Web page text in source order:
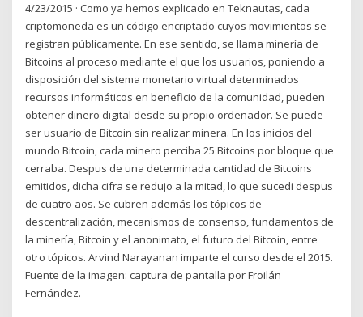
4/23/2015 · Como ya hemos explicado en Teknautas, cada
criptomoneda es un código encriptado cuyos movimientos se
registran públicamente. En ese sentido, se llama minería de
Bitcoins al proceso mediante el que los usuarios, poniendo a
disposición del sistema monetario virtual determinados
recursos informáticos en beneficio de la comunidad, pueden
obtener dinero digital desde su propio ordenador. Se puede
ser usuario de Bitcoin sin realizar minera. En los inicios del
mundo Bitcoin, cada minero perciba 25 Bitcoins por bloque que
cerraba. Despus de una determinada cantidad de Bitcoins
emitidos, dicha cifra se redujo a la mitad, lo que sucedi despus
de cuatro aos. Se cubren además los tópicos de
descentralización, mecanismos de consenso, fundamentos de
la minería, Bitcoin y el anonimato, el futuro del Bitcoin, entre
otro tópicos. Arvind Narayanan imparte el curso desde el 2015.
Fuente de la imagen: captura de pantalla por Froilán
Fernández.